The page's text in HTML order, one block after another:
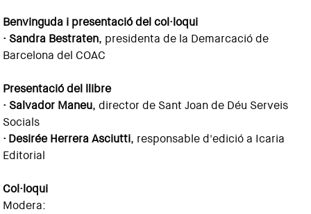
Benvinguda i presentació del col·loqui
· Sandra Bestraten, presidenta de la Demarcació de
Barcelona del COAC
Presentació del llibre
· Salvador Maneu, director de Sant Joan de Déu Serveis
Socials
· Desirée Herrera Asciutti, responsable d'edició a Icaria
Editorial
Col·loqui
Modera: